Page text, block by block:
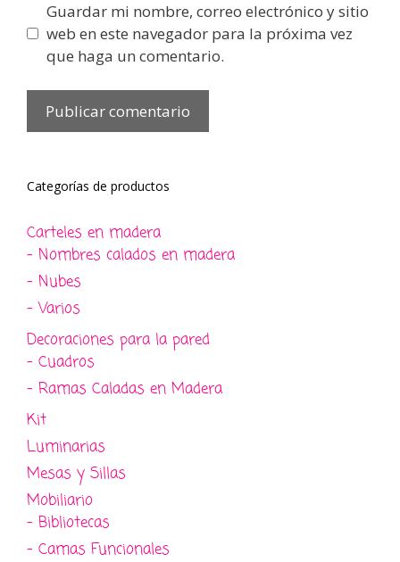
Guardar mi nombre, correo electrónico y sitio
web en este navegador para la próxima vez
que haga un comentario.
Categorías de productos
Carteles en madera
- Nombres calados en madera
- Nubes
- Varios
Decoraciones para la pared
- Cuadros
- Ramas Caladas en Madera
Kit
Luminarias
Mesas y Sillas
Mobiliario
- Bibliotecas
- Camas Funcionales